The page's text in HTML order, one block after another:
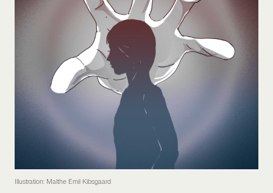
Illustration: Malthe Emil Kibsgaard